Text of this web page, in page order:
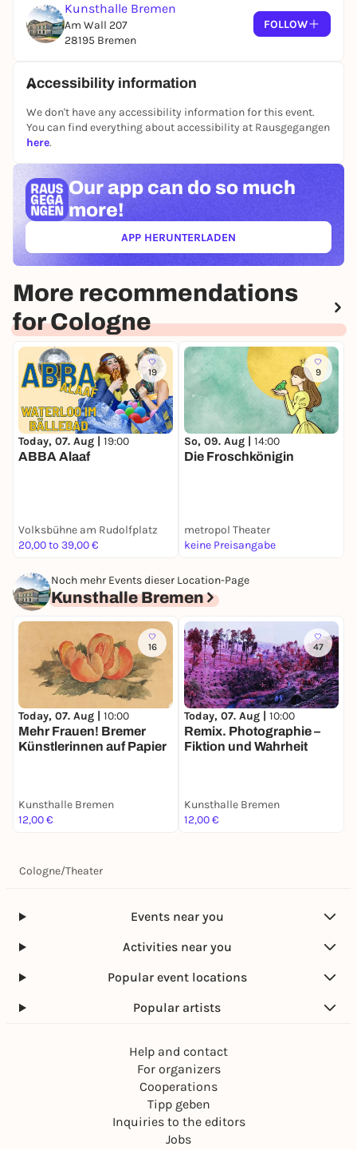
Kunsthalle Bremen
Am Wall 207
28195 Bremen
FOLLOW
Accessibility information
We don't have any accessibility information for this event.
You can find everything about accessibility at Rausgegangen
here.
Our app can do so much
more!
APP HERUNTERLADEN(ÖFFNET IN NEUEM TAB)
More recommendations
for Cologne
19
Today, 07. Aug | 19:00
ABBA Alaaf
Volksbühne am Rudolfplatz
20,00 to 39,00 €
9
So, 09. Aug | 14:00
Die Froschkönigin
metropol Theater
keine Preisangabe
Noch mehr Events dieser Location-Page
Kunsthalle Bremen
16
Today, 07. Aug | 10:00
Mehr Frauen! Bremer
Künstlerinnen auf Papier
Kunsthalle Bremen
12,00 €
47
Today, 07. Aug | 10:00
Remix. Photographie –
Fiktion und Wahrheit
Kunsthalle Bremen
12,00 €
Cologne/Theater
Events near you
Activities near you
Popular event locations
Popular artists
Help and contact
For organizers
Cooperations
Tipp geben
Inquiries to the editors
Jobs